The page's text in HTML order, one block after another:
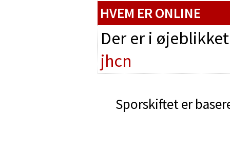
HVEM ER ONLINE
Der er i
jhcn
Sporskiftet er